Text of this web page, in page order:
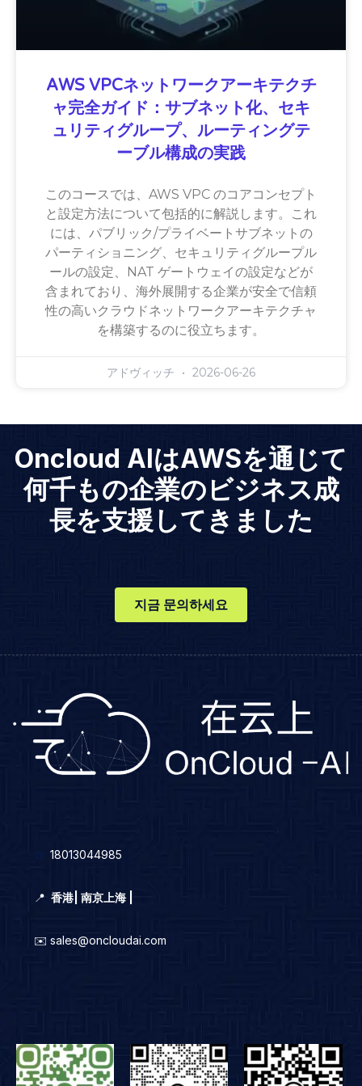
AWS VPCネットワークアーキテクチ
ャ完全ガイド：サブネット化、セキ
ュリティグループ、ルーティングテ
ーブル構成の実践
このコースでは、AWS VPC のコアコンセプト
と設定方法について包括的に解説します。これ
には、パブリック/プライベートサブネットの
パーティショニング、セキュリティグループル
ールの設定、NAT ゲートウェイの設定などが
含まれており、海外展開する企業が安全で信頼
性の高いクラウドネットワークアーキテクチャ
を構築するのに役立ちます。
アドヴィッチ 2026-06-26
Oncloud AIはAWSを通じて
何千もの企業のビジネス成
長を支援してきました
지금 문의하세요
18013044985
📍 香港 南京上海 |
✉️ sales@oncloudai.com